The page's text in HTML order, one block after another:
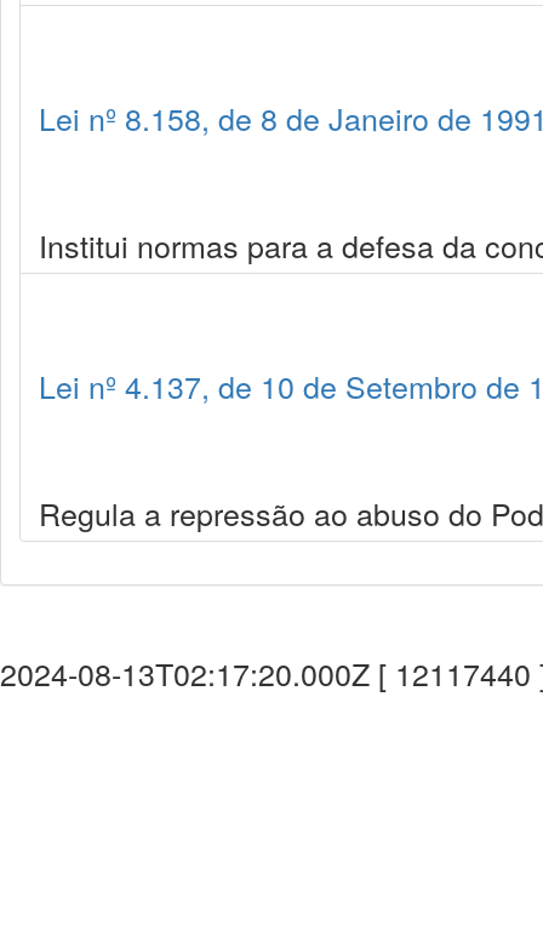
Lei nº 8.158, de 8 de Janeiro de
Institui normas para a defesa da
Lei nº 4.137, de 10 de Setembro de
Regula a repressão ao abuso do
2024-08-13T02:17:20.000Z [ 12117440